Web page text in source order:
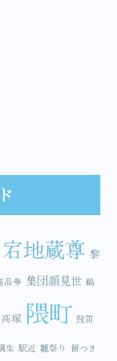
地蔵尊 黎
品券 集団顔見世 鵜
高塚 隈町 鼓笛
生 駅近 雛祭り 餅つき